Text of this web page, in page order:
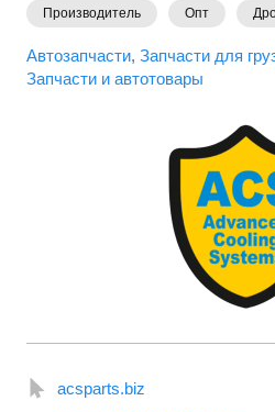
Производитель Опт
Автозапчасти Запчасти для
Запчасти и автотовары
acsparts.biz